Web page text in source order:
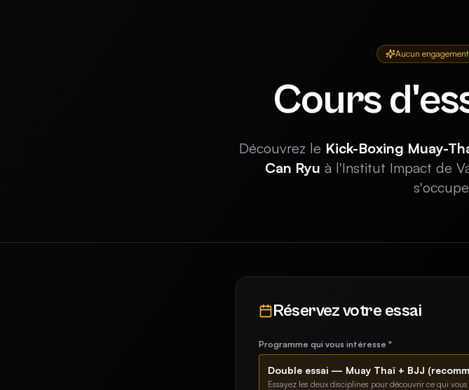
Aucun
Cours
Découvrez le Kick-Boxing Muay-
Can Ryu à l'Institut Impact de
Réservez votre essai
Programme qui vous intéresse *
Double essai — Muay Thaï + BJJ
Essayez les deux disciplines pour découvrir ce qui